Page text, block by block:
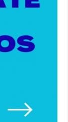
CEIP San
#colegio
#ferias
el recinto
#ferias